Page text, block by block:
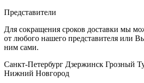
Представители
Для сокращения сроков доставки мы
от любого нашего представителя или
ним сами.
Санкт-Петербург Дзержинск Грозный
Нижний Новгород